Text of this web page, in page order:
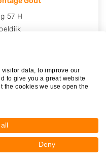
57 H
afstand
data, to improve our
to give you a great website
the cookies we use open the
Deny